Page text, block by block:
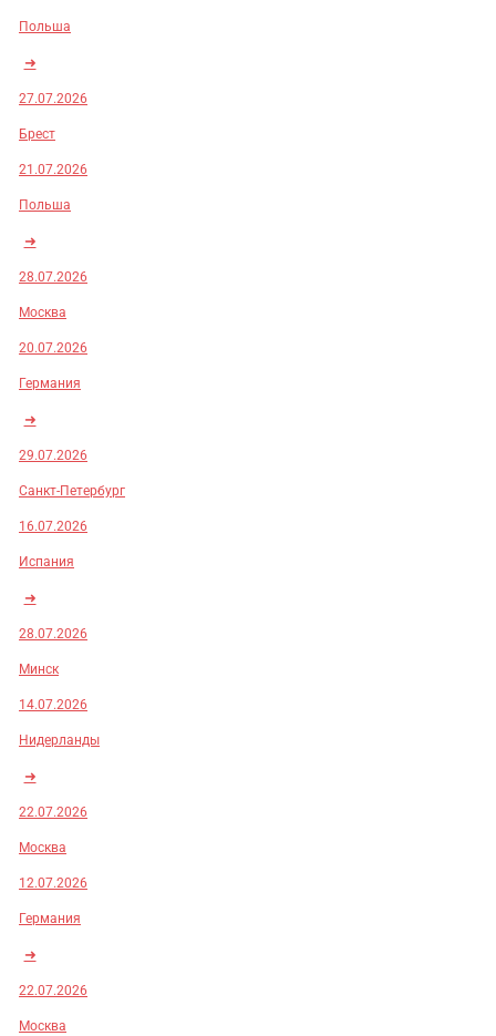
Польша
➜
27.07.2026
Брест
21.07.2026
Польша
➜
28.07.2026
Москва
20.07.2026
Германия
➜
29.07.2026
Санкт-Петербург
16.07.2026
Испания
➜
28.07.2026
Минск
14.07.2026
Нидерланды
➜
22.07.2026
Москва
12.07.2026
Германия
➜
22.07.2026
Москва